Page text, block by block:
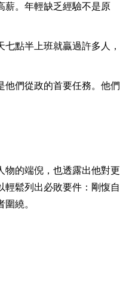
薪。年輕缺乏經驗不是原
點半上班就贏過許多人，
他們從政的首要任務。他們
物的端倪，也透露出他對更
輕鬆列出必敗要件：剛愎自
繞。